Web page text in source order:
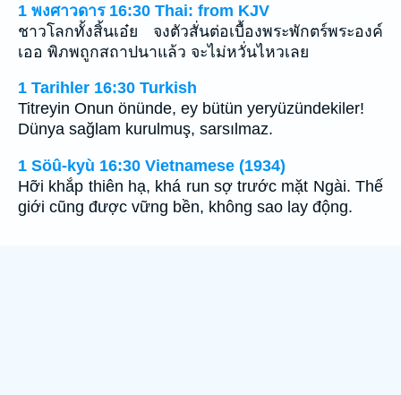
1 พงศาวดาร 16:30 Thai: from KJV
ชาวโลกทั้งสิ้นเอ๋ย จงตัวสั่นต่อเบื้องพระพักตร์พระองค์
เออ พิภพถูกสถาปนาแล้ว จะไม่หวั่นไหวเลย
1 Tarihler 16:30 Turkish
Titreyin Onun önünde, ey bütün yeryüzündekiler!
Dünya sağlam kurulmuş, sarsılmaz.
1 Söû-kyù 16:30 Vietnamese (1934)
Hỡi khắp thiên hạ, khá run sợ trước mặt Ngài. Thế
giới cũng được vững bền, không sao lay động.